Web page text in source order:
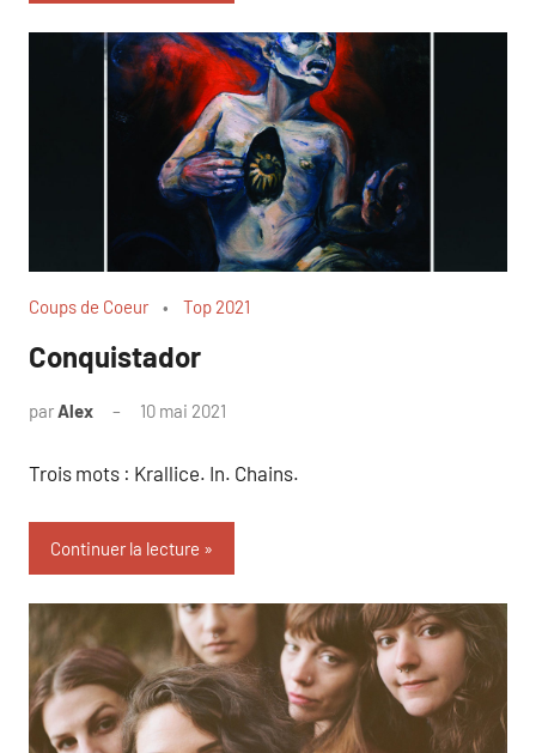
Coups de Coeur Top 2021
Conquistador
parAlex 10 mai 2021
Trois mots : Krallice. In. Chains.
Continuer la lecture